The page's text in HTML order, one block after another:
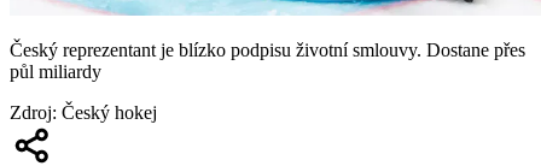
Český reprezentant je blízko podpisu životní smlouvy. Dostane přes
půl miliardy
Zdroj: Český hokej